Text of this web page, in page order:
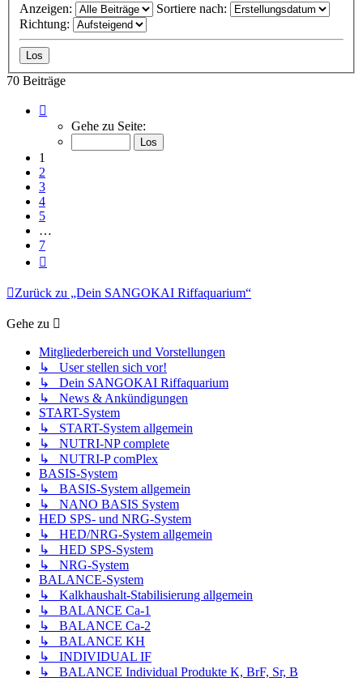
Anzeigen:
Sortiere nach:
Richtung:
70 Beiträge
von
Gehe zu Seite:
1
2
3
4
5
…
7
Zurück zu „Dein SANGOKAI Riffaquarium“
Gehe zu
Mitgliederbereich und Vorstellungen
↳ User stellen sich vor!
↳ Dein SANGOKAI Riffaquarium
↳ News & Ankündigungen
START-System
↳ START-System allgemein
↳ NUTRI-NP complete
↳ NUTRI-P comPlex
BASIS-System
↳ BASIS-System allgemein
↳ NANO BASIS System
HED SPS- und NRG-System
↳ HED/NRG-System allgemein
↳ HED SPS-System
↳ NRG-System
BALANCE-System
↳ Kalkhaushalt-Stabilisierung allgemein
↳ BALANCE Ca-1
↳ BALANCE Ca-2
↳ BALANCE KH
↳ INDIVIDUAL IF
↳ BALANCE Individual Produkte K, BrF, Sr, B